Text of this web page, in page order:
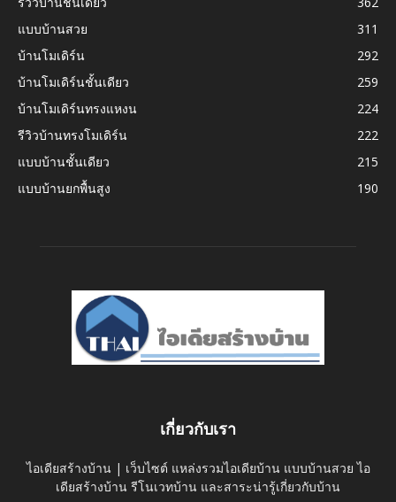
แบบบ้านสวย
311
บ้านโมเดิร์น
292
บ้านโมเดิร์นชั้นเดียว
259
บ้านโมเดิร์นทรงแหงน
224
รีวิวบ้านทรงโมเดิร์น
222
แบบบ้านชั้นเดียว
215
แบบบ้านยกพื้นสูง
190
เกี่ยวกับเรา
ไอเดียสร้างบ้าน | เว็บไซต์ แหล่งรวมไอเดียบ้าน แบบบ้านสวย ไอ
เดียสร้างบ้าน รีโนเวทบ้าน และสาระน่ารู้เกี่ยวกับบ้าน